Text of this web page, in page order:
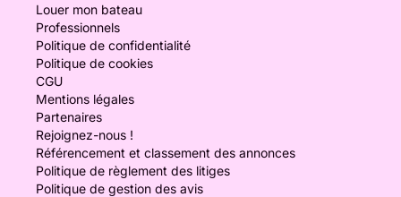
Louer mon bateau
Professionnels
Politique de confidentialité
Politique de cookies
CGU
Mentions légales
Partenaires
Rejoignez-nous !
Référencement et classement des annonces
Politique de règlement des litiges
Politique de gestion des avis